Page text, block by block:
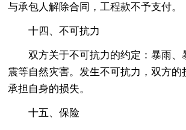
与承包人解除合同，工程款不予支付。
十四、不可抗力
双方关于不可抗力的约定：暴雨、
震等自然灾害。发生不可抗力，双方的
承担自身的损失。
十五、保险